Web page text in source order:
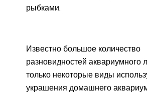
рыбками.
Известно большое количество
разновидностей аквариумного
только некоторые виды
украшения домашнего